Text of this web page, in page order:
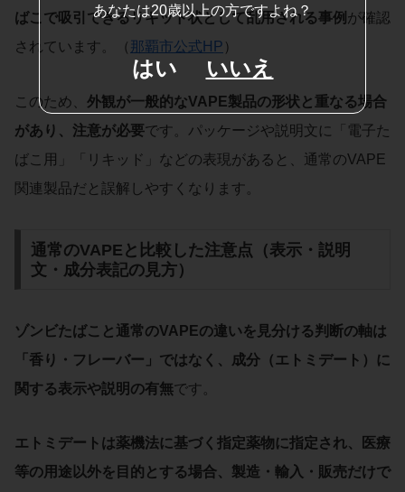
ばこで吸引できるリキッド状として乱用される事例 が確認
されています。（ 那覇市公式HP ）
このため、 外観が一般的なVAPE製品の形状と重なる場合
があり、注意が必要です。パッケージや説明文に「電子た
ばこ用」「リキッド」などの表現があると、通常のVAPE
関連製品だと誤解しやすくなります。
通常のVAPEと比較した注意点（表示・説明
文・成分表記の見方）
ゾンビたばこと通常のVAPEの違いを見分ける判断の軸は
「香り・フレーバー」ではなく、成分（エトミデート）に
関する表示や説明の有無です。
エトミデートは薬機法に基づく指定薬物に指定され、医療
等の用途以外を目的とする場合、製造・輸入・販売だけで
あなたは20歳以上の方ですよね？
はい いいえ